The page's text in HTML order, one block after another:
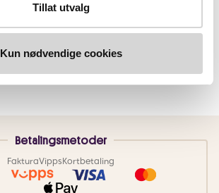
Tillat utvalg
Kun nødvendige cookies
Betalingsmetoder
FakturaVippsKortbetaling